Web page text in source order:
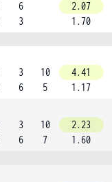
6
3
2.07
1.70
3
6
10
5
4.41
1.17
3
6
10
7
2.23
1.60